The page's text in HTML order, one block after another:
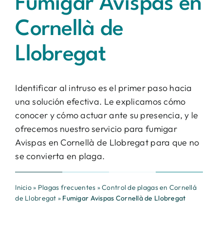
Contacto
BUSCAR:
Cornellà de
Llobregat
Identificar al intruso es el primer paso hacia
una solución efectiva. Le explicamos cómo
conocer y cómo actuar ante su presencia, y le
ofrecemos nuestro servicio para fumigar
Avispas en Cornellà de Llobregat para que no
se convierta en plaga.
Inicio» Plagas frecuentes »Control de plagas en Cornellá
de Llobregat » Fumigar Avispas Cornellà de Llobregat